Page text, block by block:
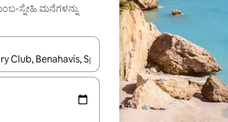
ಸ್ನೇಹಿ ಮನೆಗಳನ್ನು
ಮತ್ತು ಡೌನ್ ಬಾಣದ ಕೀಲಿಗಳೊಂದಿಗೆ ನ್ಯಾವಿಗೇಟ್ ಮಾಡಿ ಅಥವಾ ಸ್ಪರ್ಶ